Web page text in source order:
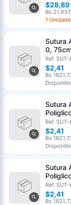
$28,89
Bs
1
Sutura
0,
Punta
Ref. SUT-
$2,41
Bs
Sutura
Caja
Punta
Ref. SUT-
$2,41
Bs
Sutura
Und
Cónica
Ref. SUT-
$2,41
Bs
Generar
Completá los
Nombre o razón
Cédula o RIF*
Teléfono
Email (opcional)
Clave